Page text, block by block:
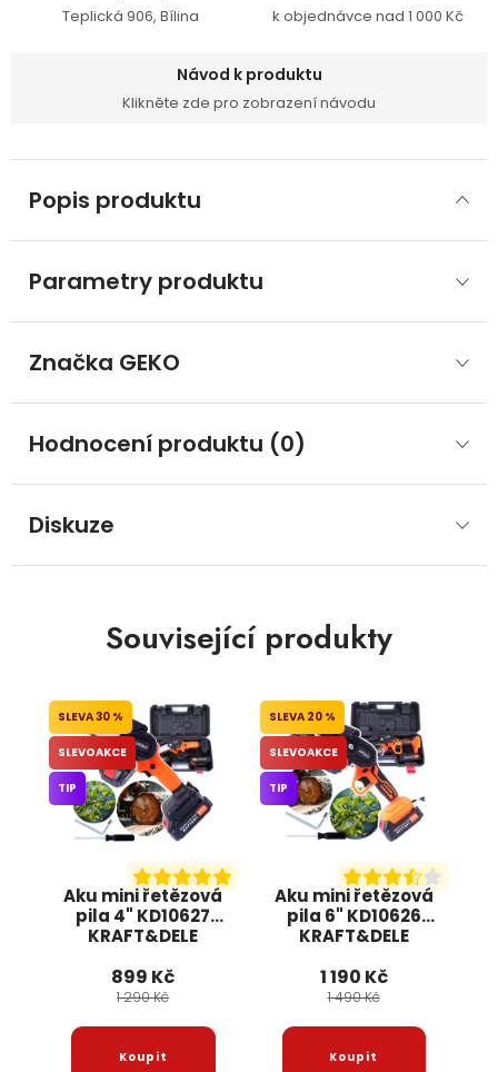
Teplická 906, Bílina k objednávce nad 1 000 Kč
Návod k produktu
Klikněte zde pro zobrazení návodu
Popis produktu
Parametry produktu
Značka GEKO
Hodnocení produktu (0)
Diskuze
Související produkty
Aku mini řetězová
pila 4" KD10627
KRAFT&DELE
30 %
SLEVOAKCE
TIP
899 Kč
1 290 Kč
Aku mini řetězová
pila 6" KD10626
KRAFT&DELE
20 %
SLEVOAKCE
TIP
1 190 Kč
1 490 Kč